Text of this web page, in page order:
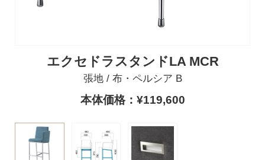
エクセドラスタンドLA MCR
張地 / 布・ペルシア B
本体価格：¥119,600